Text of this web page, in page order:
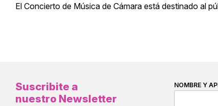
El Concierto de Música de Cámara está destinado al
Suscribite a
nuestro Newsletter
NOMBRE Y